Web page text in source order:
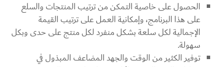
الحصول على خاصية التمكن من ترتيب المنتجات والسلع
على هذا البرنامج، وإمكانية العمل على ترتيب القيمة
الإجمالية لكل سلعة بشكل منفرد لكل منتج على حدى وبكل
سهولة.
توفير الكثير من الوقت والجهد المضاعف المبذول في